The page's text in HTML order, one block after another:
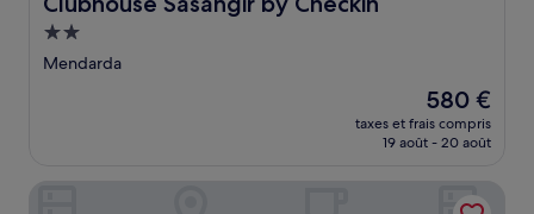
Hébergement
2.0 étoiles
Mendarda
Le
nouveau
prix
de
580 €
580 €
taxes et frais compris
19 août - 20 août